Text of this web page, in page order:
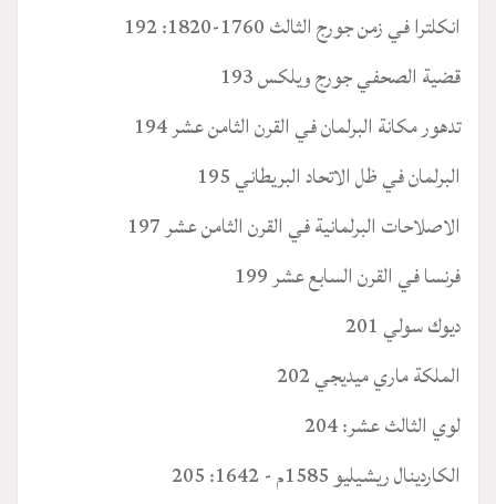
انكلترا في زمن جورج الثالث 1760-1820: 192
قضية الصحفي جورج ويلكس 193
تدهور مكانة البرلمان في القرن الثامن عشر 194
البرلمان في ظل الاتحاد البريطاني 195
الاصلاحات البرلمانية في القرن الثامن عشر 197
فرنسا في القرن السابع عشر 199
ديوك سولي 201
الملكة ماري ميديجي 202
لوي الثالث عشر: 204
الكاردينال ريشيليو 1585م - 1642: 205